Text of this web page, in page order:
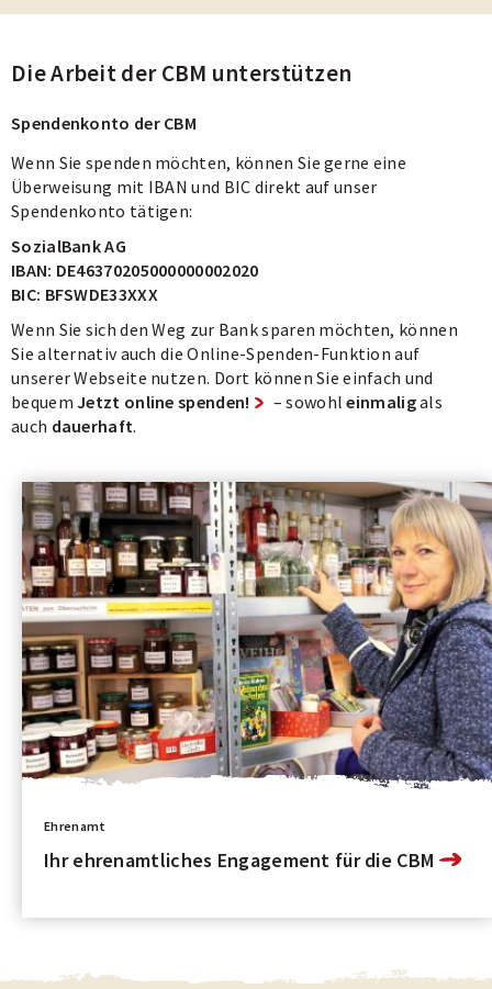
• Notieren Sie Name, Anrufgrund, Datum und Uhrzeit.
nach sensiblen Daten gefragt wird.
war.
Wenn Sie unsicher sind oder Fragen haben, hilft Ihnen
unser Spenderservice gern unter Telefon 06251 131-
131 oder per E-Mail an info@cbm.de
Die Arbeit der CBM unterstützen
Ihr ehrenamtliches Engagement für die CBM
Ehrenamt
Spendenkonto der CBM
Wenn Sie spenden möchten, können Sie gerne eine
Überweisung mit IBAN und BIC direkt auf unser
Spendenkonto tätigen:
SozialBank AG
IBAN: DE46370205000000002020
BIC: BFSWDE33XXX
Wenn Sie sich den Weg zur Bank sparen möchten, können
Sie alternativ auch die Online-Spenden-Funktion auf
unserer Webseite nutzen. Dort können Sie einfach und
bequemJetzt online spenden! – sowohleinmaligals
auch dauerhaft.